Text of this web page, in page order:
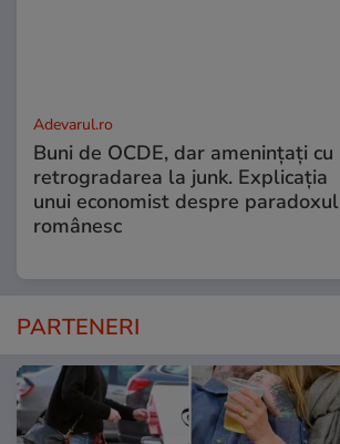
Adevarul.ro
Buni de OCDE, dar amenințați cu
retrogradarea la junk. Explicația
unui economist despre paradoxul
românesc
PARTENERI